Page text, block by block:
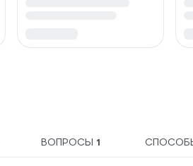
ВОПРОСЫ 1